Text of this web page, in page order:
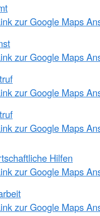
zur Google Maps
zur Google Maps
zur Google Maps
zur Google Maps
Hilfen
zur Google Maps
zur Google Maps